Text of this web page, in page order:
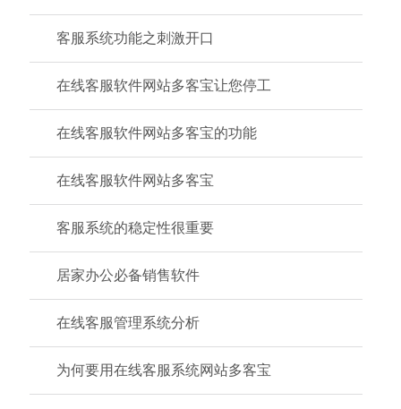
客服系统功能之刺激开口
在线客服软件网站多客宝让您停工
在线客服软件网站多客宝的功能
在线客服软件网站多客宝
客服系统的稳定性很重要
居家办公必备销售软件
在线客服管理系统分析
为何要用在线客服系统网站多客宝